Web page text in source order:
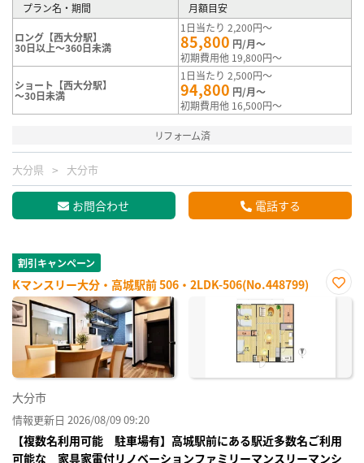
プラン名・期間 月額目安
ロング【西大分駅】
30日以上～360日未満
1日当たり 2,200円～
85,800 円/月～
初期費用他 19,800円～
ショート【西大分駅】
～30日未満
1日当たり 2,500円～
94,800 円/月～
初期費用他 16,500円～
リフォーム済
大分県 大分市
お問合わせ 電話する
割引キャンペーン
Kマンスリー大分・高城駅前 506・2LDK-506(No.448799)
お気
大分市
情報更新日 2026/08/09 09:20
【複数名利用可能 駐車場有】高城駅前にある駅近多数名ご利用
可能な 家具家電付リノベーションファミリーマンスリーマンシ